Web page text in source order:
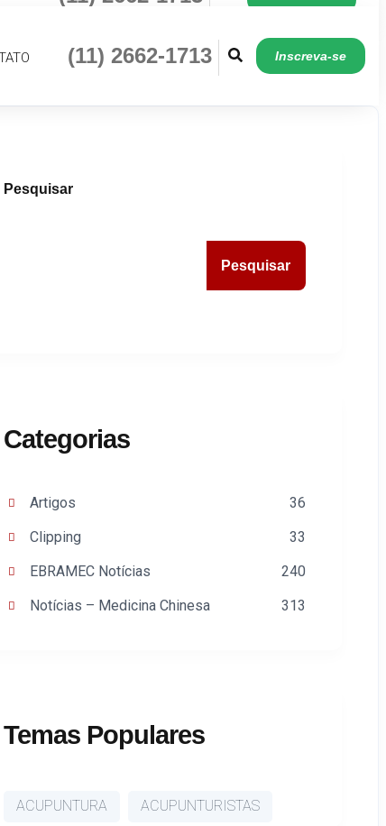
(11) 2662-1713 Inscreva-se
Pesquisar
Pesquisar
Categorias
Artigos
36
Clipping
33
EBRAMEC Notícias
240
Notícias – Medicina Chinesa
313
Temas Populares
ACUPUNTURA ACUPUNTURISTAS